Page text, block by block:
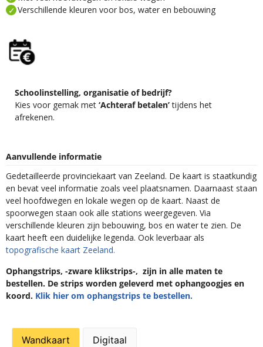
Verschillende kleuren voor bos, water en bebouwing
Schoolinstelling, organisatie of bedrijf?
Kies voor gemak met ‘Achteraf betalen’tijdens het
afrekenen.
Aanvullende informatie
Gedetailleerde provinciekaart van Zeeland. De kaart is staatkundig
en bevat veel informatie zoals veel plaatsnamen. Daarnaast staan
veel hoofdwegen en lokale wegen op de kaart. Naast de
spoorwegen staan ook alle stations weergegeven. Via
verschillende kleuren zijn bebouwing, bos en water te zien. De
kaart heeft een duidelijke legenda. Ook leverbaar als
topografische kaart Zeeland.
Ophangstrips, -zware klikstrips-, zijn in alle maten te
bestellen. De strips worden geleverd met ophangoogjes en
koord. Klik hier om ophangstrips te bestellen.
Wandkaart Digitaal